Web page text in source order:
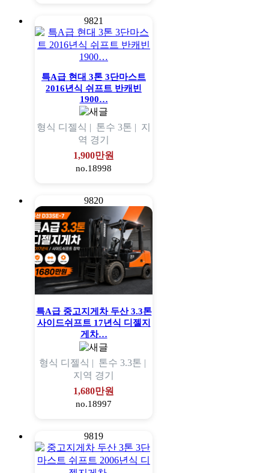
9821
특A급 현대 3톤 3단마스트
2016년식 쉬프트 반캐빈
1900…
형식 디젤식 | 톤수 3톤 | 지
역 경기
1,900만원
no.18998
9820
특A급 중고지게차 두산 3.3톤
사이드쉬프트 17년식 디젤지
게차…
형식 디젤식 | 톤수 3.3톤 |
지역 경기
1,680만원
no.18997
9819